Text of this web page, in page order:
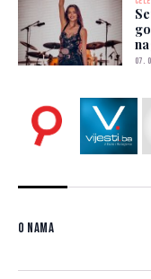
07.
O nama